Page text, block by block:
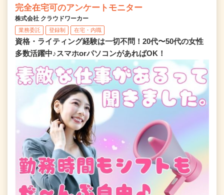
完全在宅可のアンケートモニター
株式会社 クラウドワーカー
業務委託 登録制 在宅・内職
資格・ライティング経験は一切不問！20代〜50代の女性
多数活躍中♪スマホorパソコンがあればOK！